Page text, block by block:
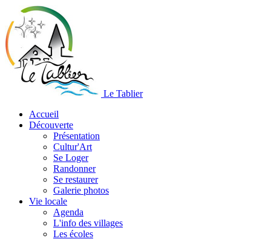
Le Tablier
Accueil
Découverte
Présentation
Cultur'Art
Se Loger
Randonner
Se restaurer
Galerie photos
Vie locale
Agenda
L'info des villages
Les écoles